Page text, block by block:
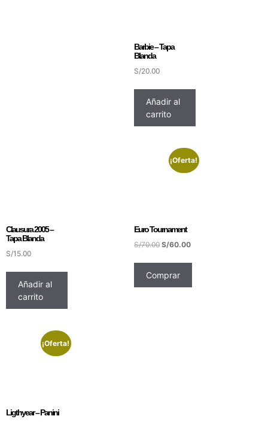
Barbie – Tapa
Blanda
S/20.00
Añadir al
carrito
Clausura 2005 –
Tapa Blanda
S/15.00
Añadir al
carrito
¡Oferta!
Euro Tournament
S/70.00 S/60.00
Comprar
¡Oferta!
Ligthyear – Panini